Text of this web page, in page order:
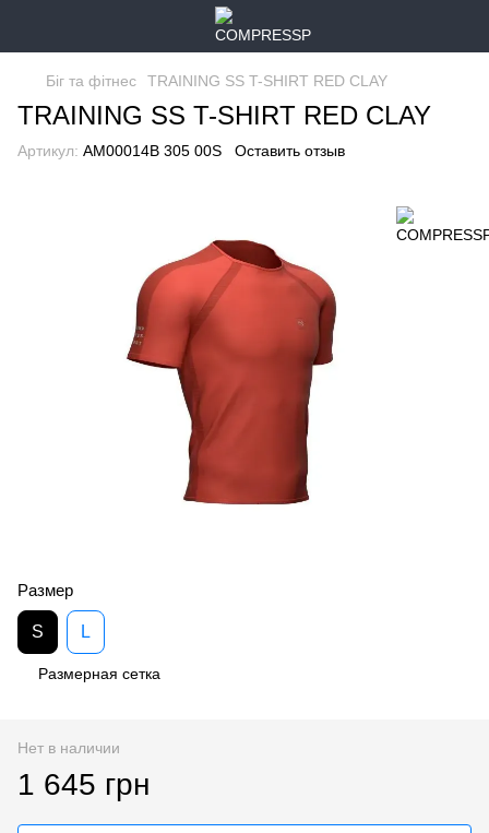
Біг та фітнес TRAINING SS T-SHIRT RED CLAY
TRAINING SS T-SHIRT RED CLAY
Артикул: AM00014B 305 00S Оставить отзыв
Размер
S L
Размерная сетка
Нет в наличии
1 645 грн